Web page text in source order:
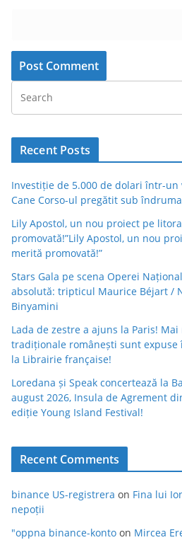
Recent Posts
Investiție de 5.000 de dolari într-
Cane Corso-ul pregătit sub
Lily Apostol, un nou proiect pe
promovată!”Lily Apostol, un nou
merită promovată!”
Stars Gala pe scena Operei
absolută: tripticul Maurice Béjart /
Binyamini
Lada de zestre a ajuns la Paris!
tradiționale românești sunt expuse
la Librairie française!
Loredana și Speak concertează la
august 2026, Insula de Agrement
ediție Young Island Festival!
Recent Comments
binance US-registrera on Fina lui
nepoții
"oppna binance-konto on Mircea